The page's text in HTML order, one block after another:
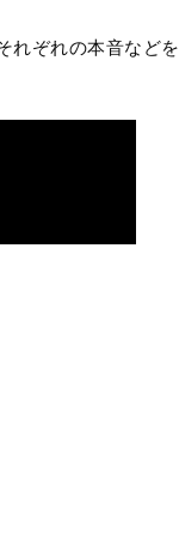
れぞれの本音などを